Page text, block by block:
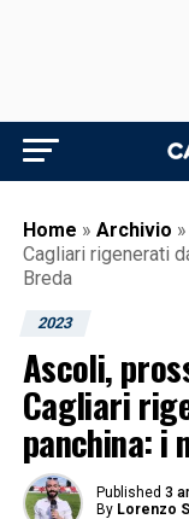
Home » Archivio »
Cagliari rigenerati
Breda
2023
Ascoli,
Cagliari
panchina: i
Published 3
By Lorenzo